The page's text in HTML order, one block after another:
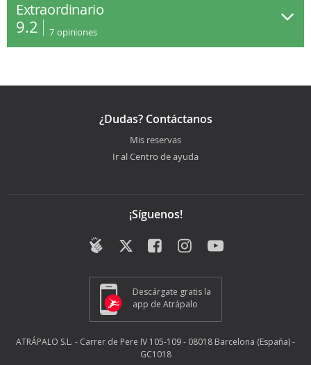
Extraordinario
9.2 7 opiniones
¿Dudas? Contáctanos
Mis reservas
Ir al Centro de ayuda
¡Síguenos!
Descárgate gratis la
app de Atrápalo
ATRÁPALO S.L. - Carrer de Pere IV 105-109 - 08018 Barcelona (España) -
GC1018